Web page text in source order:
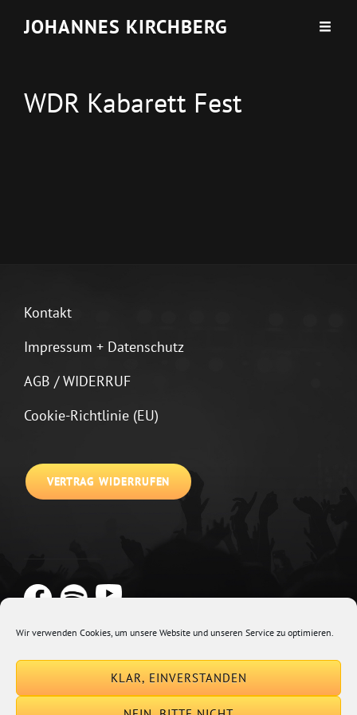
Wir verwenden Cookies, um unsere Website und unseren Service zu optimieren.
KLAR, EINVERSTANDEN
JOHANNES KIRCHBERG
WDR Kabarett Fest
Kontakt
Impressum + Datenschutz
AGB / WIDERRUF
Cookie-Richtlinie (EU)
VERTRAG WIDERRUFEN
Euphony By Catch Themes